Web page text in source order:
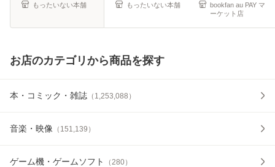
もったいない本舗 もったいない本舗
bookfan au PAY マ
ーケット店
お店のカテゴリから商品を探す
本・コミック・雑誌 （ 1,253,088 ）
音楽・映像 （ 151,139 ）
ゲーム機・ゲームソフト （280）